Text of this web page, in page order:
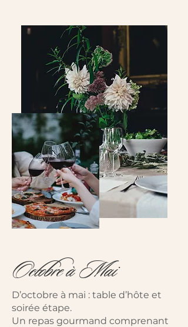
Octobre à Mai
D’octobre à mai : table d’hôte et
soirée étape.
Un repas gourmand comprenant